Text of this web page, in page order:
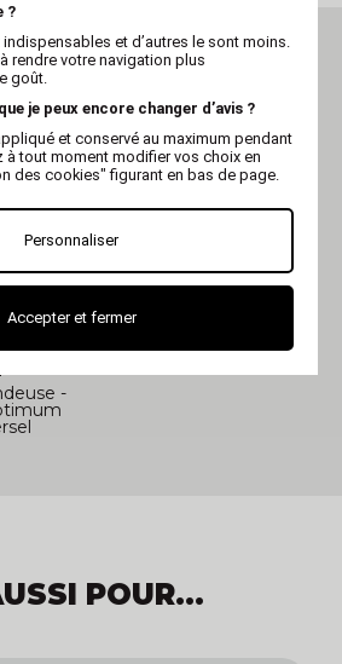
ARTICLES VUS
-
POUR...
?
et d’autres le sont moins.
rendre votre navigation plus
goût.
je peux encore changer d’avis ?
et conservé au maximum pendant
à tout moment modifier vos choix en
des cookies" figurant en bas de page.
Personnaliser
Accepter et fermer